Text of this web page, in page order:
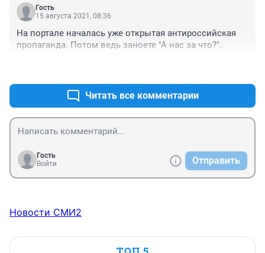
Гость
15 августа 2021, 08:36
На портале началась уже открытая антироссийская
пропаганда. Потом ведь заноете "А нас за что?".
Читать все комментарии
Гость
Войти
Отправить
Новости СМИ2